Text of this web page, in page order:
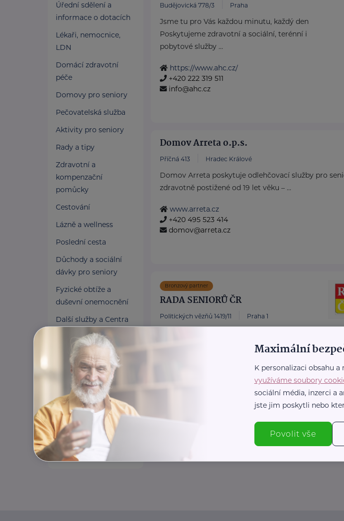
Úřední sdělení a
informace o dotacích
Lékaři, nemocnice,
LDN
Domácí zdravotní
péče
Domovy pro seniory
Pečovatelská služba
Aktivity pro seniory
Rady a tipy
Zdravotní a
kompenzační
pomůcky
Cestování
Lázně a wellness
Poslední cesta
Důchody a sociální
dávky pro seniory
Fyzické obtíže a
duševní onemocnění
Další služby a Centra
duševního zdraví
Osobní asistence
Pomoc v nouzi
Pojištění a finance
Pro pečující
Zaměstnání a právní
rovnováha
Odlehčovací služba
Budějovická 778/3 Praha
Jsme tu pro Vás každou minutu, každý den
Poskytujeme zdravotní a sociální, terénní i
pobytové služby ...
https://www.ahc.cz/
+420 222 319 511
info@ahc.cz
Domov Arreta o.p.s.
Příčná 413 Hradec Králové
Domov Arreta poskytuje odlehčovací služby pro
zdravotně postižené od 19 let věku – ...
www.arreta.cz
+420 495 523 414
domov@arreta.cz
Bronzový partner
RADA SENIORŮ ČR
Politických vězňů 1419/11 Praha 1
poradentství pro seniory po celé ČR.
Maximální
K personalizaci obsahu
využíváme soubory
sociální média, inzerci a
jste jim poskytli nebo
Povolit vše